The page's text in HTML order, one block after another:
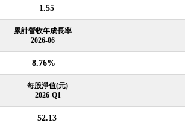
1.55
累計營收年成長率
2026-06
8.76%
每股淨值(元)
2026-Q1
52.13